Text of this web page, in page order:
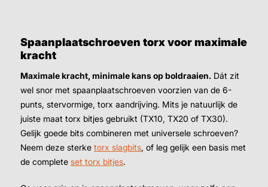
Spaanplaatschroeven torx voor maximale
kracht
Maximale kracht, minimale kans op boldraaien. Dát zit
wel snor met spaanplaatschroeven voorzien van de 6-
punts, stervormige, torx aandrijving. Mits je natuurlijk de
juiste maat torx bitjes gebruikt (TX10, TX20 of TX30).
Gelijk goede bits combineren met universele schroeven?
Neem deze sterke torx slagbits, of leg gelijk een basis met
de complete set torx bitjes.